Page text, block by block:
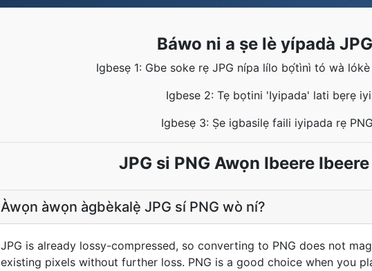
Báwo ni a ṣe lè yípadà
Igbesẹ 1: Gbe soke rẹ JPG nípa lílo bọ́tìnì tó wà
Igbese 2: Tẹ bọtini 'Iyipada' lati bẹrẹ
Igbesẹ 3: Ṣe igbasilẹ faili iyipada rẹ
JPG si PNG Awọn Ibeere
Àwọn àwọn àgbèkalẹ̀ JPG sí PNG wò ní?
JPG is already lossy-compressed, so converting to PNG does not
existing pixels without further loss. PNG is a good choice when you